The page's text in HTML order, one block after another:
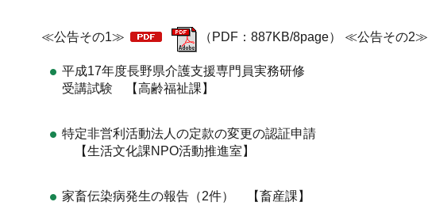
≪公告その1≫ （PDF：887KB/8page） ≪公告その2≫
平成17年度長野県介護支援専門員実務研修
受講試験 【高齢福祉課】
特定非営利活動法人の定款の変更の認証申請
【生活文化課NPO活動推進室】
家畜伝染病発生の報告（2件） 【畜産課】